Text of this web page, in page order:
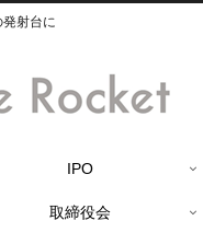
射台に
IPO
取締役会